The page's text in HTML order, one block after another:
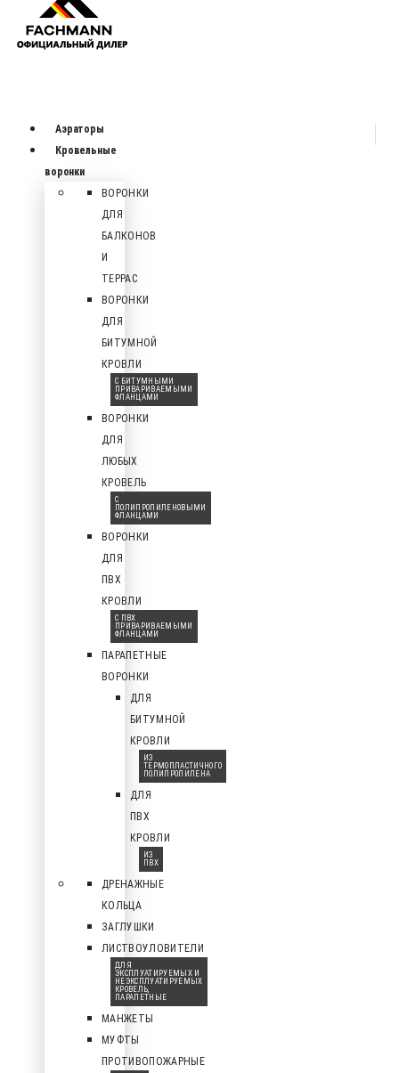
Аэраторы
Кровельные
воронки
ВОРОНКИ
ДЛЯ
БАЛКОНОВ
И
ТЕРРАС
ВОРОНКИ
ДЛЯ
БИТУМНОЙ
КРОВЛИ
С БИТУМНЫМИ
ПРИВАРИВАЕМЫМИ
ФЛАНЦАМИ
ВОРОНКИ
ДЛЯ
ЛЮБЫХ
КРОВЕЛЬ
С
ПОЛИПРОПИЛЕНОВЫМИ
ФЛАНЦАМИ
ВОРОНКИ
ДЛЯ
ПВХ
КРОВЛИ
С ПВХ
ПРИВАРИВАЕМЫМИ
ФЛАНЦАМИ
ПАРАПЕТНЫЕ
ВОРОНКИ
ДЛЯ
БИТУМНОЙ
КРОВЛИ
ИЗ
ТЕРМОПЛАСТИЧНОГО
ПОЛИПРОПИЛЕНА
ДЛЯ
ПВХ
КРОВЛИ
ИЗ
ПВХ
ДРЕНАЖНЫЕ
КОЛЬЦА
ЗАГЛУШКИ
ЛИСТВОУЛОВИТЕЛИ
ДЛЯ
ЭКСПЛУАТИРУЕМЫХ И
НЕЭКСПЛУАТИРУЕМЫХ
КРОВЕЛЬ,
ПАРАПЕТНЫЕ
МАНЖЕТЫ
МУФТЫ
ПРОТИВОПОЖАРНЫЕ